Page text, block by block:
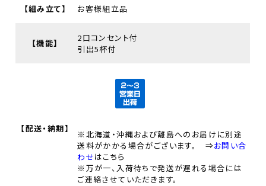
【組み立て】 お客様組立品
【機能】
2口コンセント付
引出5杯付
【配送・納期】
※北海道・沖縄および離島へのお届けに別途
送料がかかる場合がございます。 ⇒お問い合
わせはこちら
※万が一、入荷待ちで発送が遅れる場合には
ご連絡させていただきます。